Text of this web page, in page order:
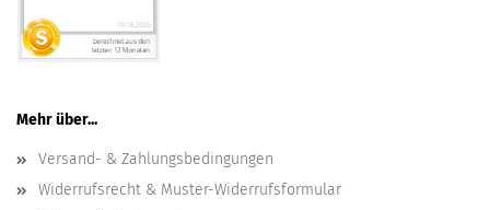
Mehr über...
Versand- & Zahlungsbedingungen
Widerrufsrecht & Muster-Widerrufsformular